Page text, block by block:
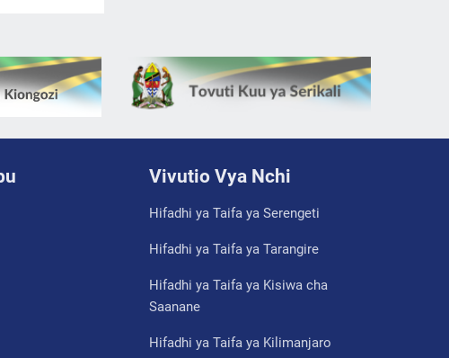
Vivutio Vya Nchi
Hifadhi ya Taifa ya Serengeti
Hifadhi ya Taifa ya Tarangire
Hifadhi ya Taifa ya Kisiwa cha
Saanane
Hifadhi ya Taifa ya Kilimanjaro